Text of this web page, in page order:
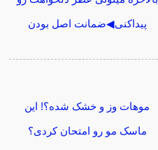
پیداکنی◀ضمانت اصل بودن
موهات وز و خشک شده؟! این
ماسک مو رو امتحان کردی؟